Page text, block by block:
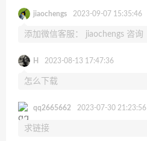
jiaochengs 2023-09-07 15:35:46
添加微信客服： jiaochengs 咨询
H 2023-08-13 17:47:36
怎么下载
qq2665662 2023-07-30 21:23:56
求链接